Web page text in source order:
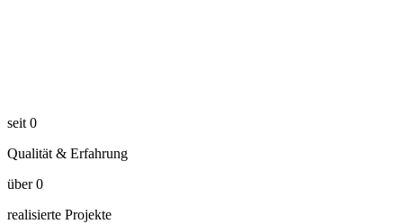
seit 0
Qualität & Erfahrung
über 0
realisierte Projekte